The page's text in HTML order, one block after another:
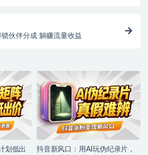
伙伴分成 躺赚流量收益
划低出
抖音新风口：用AI玩伪纪录片，